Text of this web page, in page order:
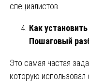
специалистов.
Как
Пошаговый
Это самая частая
которую